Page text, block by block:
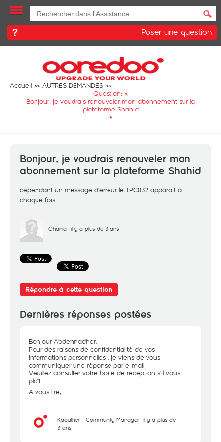
Poser une question
Accueil
AUTRES DEMANDES
Question: «
Bonjour, je voudrais renouveler mon abonnement sur la
plateforme Shahid
»
Bonjour, je voudrais renouveler mon
abonnement sur la plateforme Shahid
cependant un message d'erreur le TPC032 apparait à
chaque fois
Ghania il y a plus de 3 ans
Répondre à cette question
Dernières réponses postées
Bonjour Abdennadher,
Pour des raisons de confidentialité de vos
informations personnelles , je viens de vous
communiquer une réponse par e-mail .
Veuillez consulter votre boîte de réception s'il vous
plaît .
A vous lire,
Kaouther - Community Manager il y a plus de
3 ans